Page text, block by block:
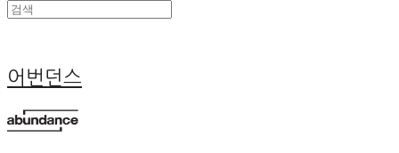
어번던스